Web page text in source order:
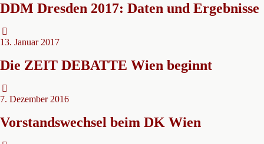
DDM Dresden 2017: Daten und Ergebnisse
13. Januar 2017
Die ZEIT DEBATTE Wien beginnt
7. Dezember 2016
Vorstandswechsel beim DK Wien